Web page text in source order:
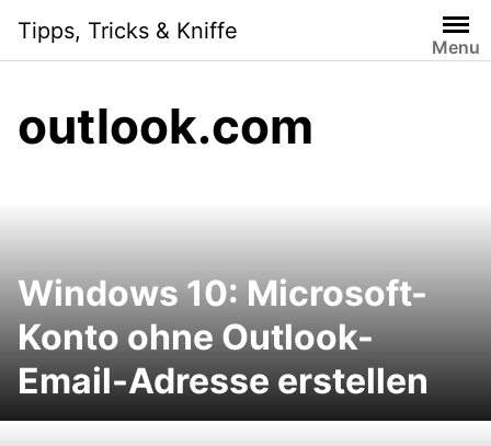
content
Tipps, Tricks & Kniffe
Menu
outlook.com
Windows 10: Microsoft-
Konto ohne Outlook-
Email-Adresse erstellen